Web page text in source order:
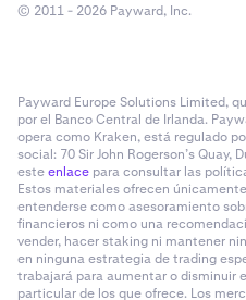
© 2011 - 2026 Payward, Inc.
Payward Europe Solutions Limited,
por el Banco Central de Irlanda.
opera como Kraken, está regulado
social: 70 Sir John Rogerson’s Quay,
esteenlace para consultar las
Estos materiales ofrecen
entenderse como asesoramiento
financieros ni como una
vender, hacer staking ni mantener
en ninguna estrategia de trading
trabajará para aumentar o disminuir
particular de los que ofrece. Los